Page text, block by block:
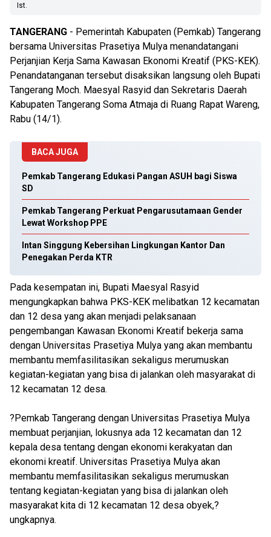
Ist.
TANGERANG - Pemerintah Kabupaten (Pemkab) Tangerang
bersama Universitas Prasetiya Mulya menandatangani
Perjanjian Kerja Sama Kawasan Ekonomi Kreatif (PKS-KEK).
Penandatanganan tersebut disaksikan langsung oleh Bupati
Tangerang Moch. Maesyal Rasyid dan Sekretaris Daerah
Kabupaten Tangerang Soma Atmaja di Ruang Rapat Wareng,
Rabu (14/1).
BACA JUGA
Pemkab Tangerang Edukasi Pangan ASUH bagi Siswa
SD
Pemkab Tangerang Perkuat Pengarusutamaan Gender
Lewat Workshop PPE
Intan Singgung Kebersihan Lingkungan Kantor Dan
Penegakan Perda KTR
Pada kesempatan ini, Bupati Maesyal Rasyid
mengungkapkan bahwa PKS-KEK melibatkan 12 kecamatan
dan 12 desa yang akan menjadi pelaksanaan
pengembangan Kawasan Ekonomi Kreatif bekerja sama
dengan Universitas Prasetiya Mulya yang akan membantu
membantu memfasilitasikan sekaligus merumuskan
kegiatan-kegiatan yang bisa di jalankan oleh masyarakat di
12 kecamatan 12 desa.
?Pemkab Tangerang dengan Universitas Prasetiya Mulya
membuat perjanjian, lokusnya ada 12 kecamatan dan 12
kepala desa tentang dengan ekonomi kerakyatan dan
ekonomi kreatif. Universitas Prasetiya Mulya akan
membantu memfasilitasikan sekaligus merumuskan
tentang kegiatan-kegiatan yang bisa di jalankan oleh
masyarakat kita di 12 kecamatan 12 desa obyek,?
ungkapnya.